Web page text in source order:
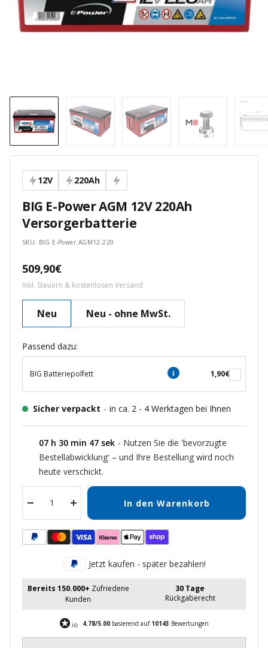
12V 220Ah
BIG E-Power AGM 12V 220Ah
Versorgerbatterie
SKU: BIG.E-Power.AGM12-220
Angebotspreis
509,90€
Inkl. Steuern & kostenlosen Versand
Neu Neu - ohne MwSt.
Passend dazu:
BIG Batteriepolfett 1,90€
Sicher verpackt - in ca. 2 - 4 Werktagen bei Ihnen
07 h 30 min 47 sek - Nutzen Sie die 'bevorzugte
Bestellabwicklung' – und Ihre Bestellung wird noch
heute verschickt.
Menge
verringern
Menge
erhöhen
In den Warenkorb
Jetzt kaufen - später bezahlen!
Bereits 150.000+ Zufriedene
Kunden
30 Tage
Rückgaberecht
4.78/5.00basierend auf 10143 Bewertungen